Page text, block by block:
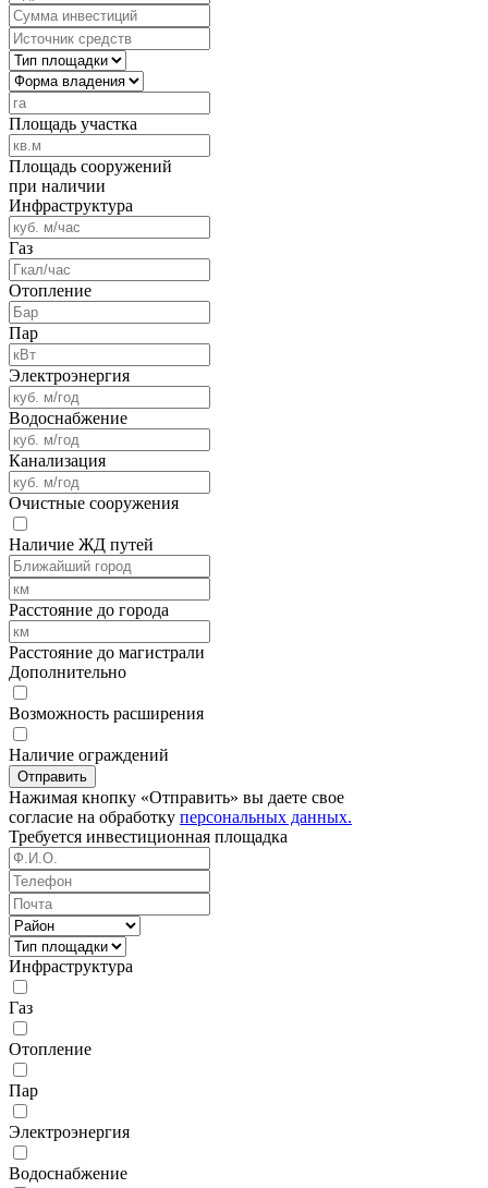
Площадь участка
Площадь сооружений
при наличии
Инфраструктура
Газ
Отопление
Пар
Электроэнергия
Водоснабжение
Канализация
Очистные сооружения
Наличие ЖД путей
Расстояние до города
Расстояние до магистрали
Дополнительно
Возможность расширения
Наличие ограждений
Отправить
Нажимая кнопку «Отправить» вы даете свое
согласие на обработку персональных данных.
Требуется инвестиционная площадка
Инфраструктура
Газ
Отопление
Пар
Электроэнергия
Водоснабжение